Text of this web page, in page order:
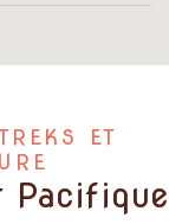
ET
Pacifique